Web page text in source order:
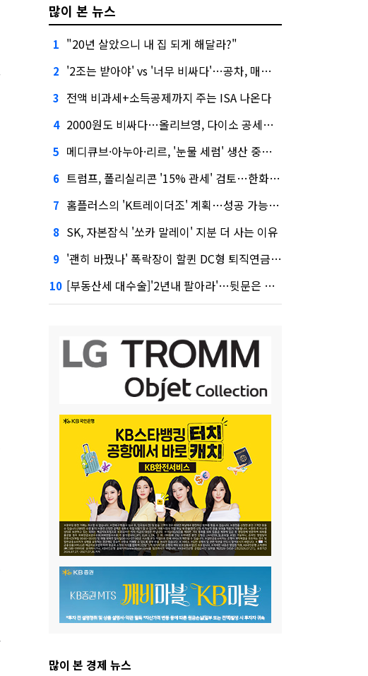
많이 본 뉴스
1 "20년 살았으니 내 집 되게 해달라?"
2 '2조는 받아야' vs '너무 비싸다'…공차, 매각 성공할까
3 전액 비과세+소득공제까지 주는 ISA 나온다
4 2000원도 비싸다…올리브영, 다이소 공세에 '가성비'로 맞불
5 메디큐브·아누아·리르, '눈물 세럼' 생산 중단한다
6 트럼프, 폴리실리콘 '15% 관세' 검토…한화큐셀·OCI 영향은?
7 홈플러스의 'K트레이더조' 계획…성공 가능성은 '글쎄'
8 SK, 자본잠식 '쏘카 말레이' 지분 더 사는 이유
9 '괜히 바꿨나' 폭락장이 할퀸 DC형 퇴직연금…전문가 조언은
10 [부동산세 대수술]'2년내 팔아라'…뒷문은 열었다
많이 본 경제 뉴스